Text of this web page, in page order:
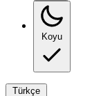
Koyu
Türkçe